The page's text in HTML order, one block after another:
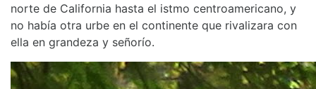
norte de California hasta el istmo centroamericano, y
no había otra urbe en el continente que rivalizara con
ella en grandeza y señorío.